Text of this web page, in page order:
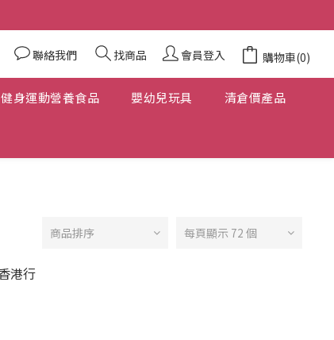
聯絡我們 找商品 會員登入 購物車(0)
健身運動營養食品 嬰幼兒玩具 清倉價產品
商品排序 每頁顯示 72 個